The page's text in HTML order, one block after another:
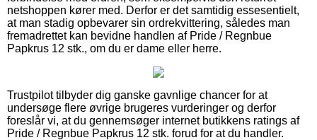
netshoppen kører med. Derfor er det samtidig essesentielt,
at man stadig opbevarer sin ordrekvittering, således man
fremadrettet kan bevidne handlen af Pride / Regnbue
Papkrus 12 stk., om du er dame eller herre.
Trustpilot tilbyder dig ganske gavnlige chancer for at
undersøge flere øvrige brugeres vurderinger og derfor
foreslår vi, at du gennemsøger internet butikkens ratings af
Pride / Regnbue Papkrus 12 stk. forud for at du handler.